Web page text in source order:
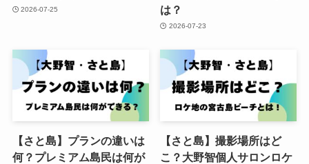
2026-07-25
は？
2026-07-23
【さと島】プランの違いは
何？プレミアム島民は何が
【さと島】撮影場所はど
こ？大野智個人サロンロケ